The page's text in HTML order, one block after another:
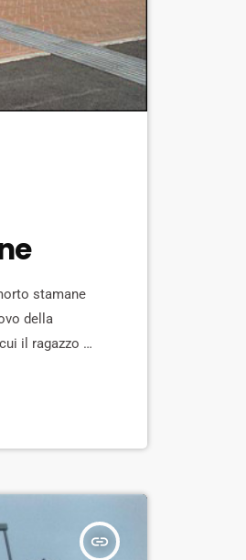
stamane
della
il ragazzo si
insert_link